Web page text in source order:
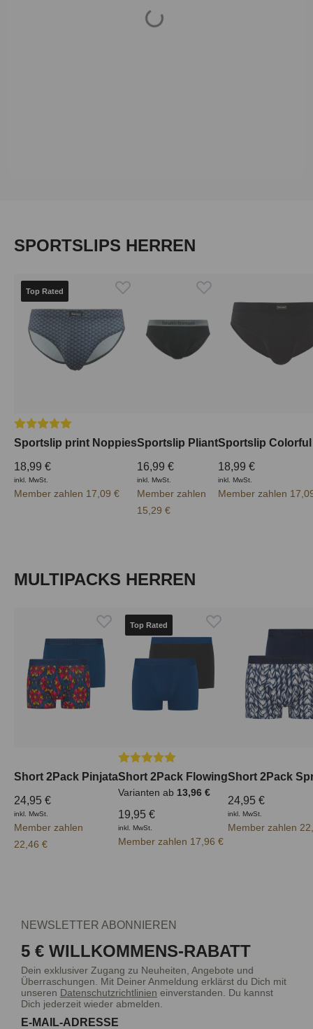
Loading...
Produktgalerie überspringen
SPORTSLIPS HERREN
Top Rated
Durchschnittliche Bewertung von 5 von 5 Sternen
Sportslip print Noppies
18,99 €
inkl. MwSt.
Member zahlen 17,09 €
Sportslip Pliant
16,99 €
inkl. MwSt.
Member zahlen
15,29 €
Sportslip
18,99 €
inkl. MwSt.
Member zahlen
Produktgalerie überspringen
MULTIPACKS HERREN
Short 2Pack Pinjata
24,95 €
inkl. MwSt.
Member zahlen
22,46 €
Top Rated
Durchschnittliche Bewertung von 5
Short 2Pack Flowing
Varianten ab 13,96 €
19,95 €
inkl. MwSt.
Member zahlen 17,96 €
Short 2Pack
24,95 €
inkl. MwSt.
Member zahlen
NEWSLETTER ABONNIEREN
5 € WILLKOMMENS-RABATT
Dein exklusiver Zugang zu Neuheiten, Angebote und
Überraschungen. Mit Deiner Anmeldung erklärst du Dich mit
unseren Datenschutzrichtlinien einverstanden. Du kannst
Dich jederzeit wieder abmelden.
E-MAIL-ADRESSE